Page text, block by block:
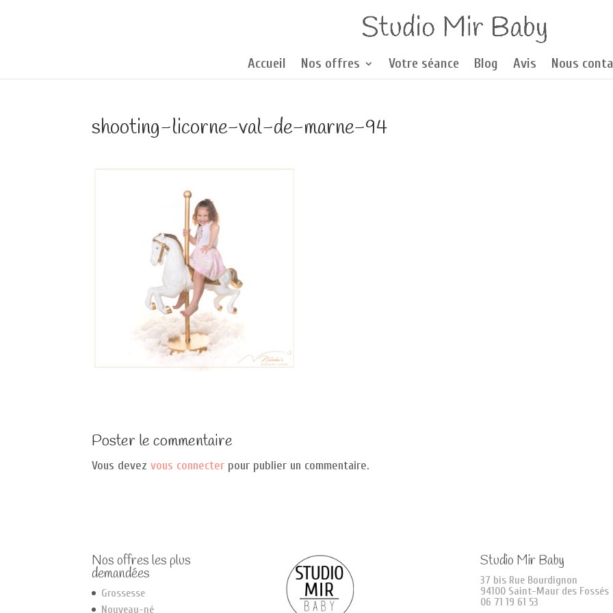
Accueil Nos offres Votre séance Blog Avis Nous
shooting-licorne-val-de-marne-94
Poster le commentaire
Vous devezvous connecter pour publier un commentaire.
Nos offres les plus
demandées
Grossesse
Nouveau-né
Studio Mir Baby
37 bis Rue Bourdignon
94100 Saint-Maur des Fossés
06 71 19 61 53